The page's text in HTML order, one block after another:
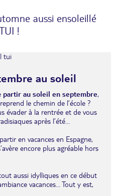
aussi ensoleillé
!
au soleil
partir au soleil en septembre,
le chemin de l’école ?
évader à la rentrée et de vous
après l’été…
partir en vacances en Espagne,
encore plus agréable hors
aussi idylliques en ce début
vacances… Tout y est,